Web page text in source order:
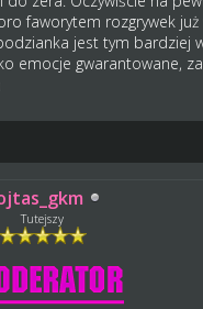
faworytem rozgrywek już
jest tym bardziej
emocje gwarantowane,
Tutejszy